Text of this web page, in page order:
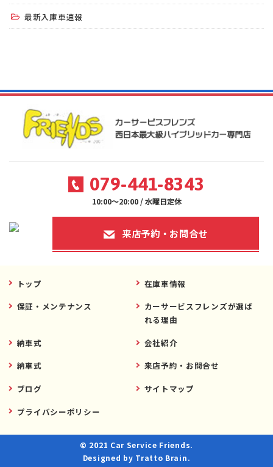
最新入庫車速報
079-441-8343
10:00～20:00 / 水曜日定休
来店予約・お問合せ
トップ
在庫車情報
保証・メンテナンス
カーサービスフレンズが選ば
れる理由
納車式
会社紹介
納車式
来店予約・お問合せ
ブログ
サイトマップ
プライバシーポリシー
© 2021 Car Service Friends.
Designed by Tratto Brain.